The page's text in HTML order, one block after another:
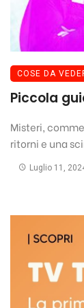
COSE DA
Piccola
Misteri,
ritorni e una
Luglio 11,